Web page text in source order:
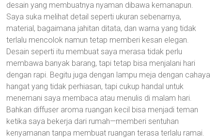
desain yang membuatnya nyaman dibawa kemanapun.
Saya suka melihat detail seperti ukuran sebenarnya,
material, bagaimana jahitan ditata, dan warna yang tidak
terlalu mencolok namun tetap memberi kesan elegan.
Desain seperti itu membuat saya merasa tidak perlu
membawa banyak barang, tapi tetap bisa menjalani hari
dengan rapi. Begitu juga dengan lampu meja dengan cahaya
hangat yang tidak perhiasan, tapi cukup handal untuk
menemani saya membaca atau menulis di malam hari.
Bahkan diffuser aroma ruangan kecil bisa menjadi teman
ketika saya bekerja dari rumah—memberi sentuhan
kenyamanan tanpa membuat ruangan terasa terlalu ramai.